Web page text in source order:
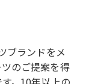
ブランドをメ
のご提案を得